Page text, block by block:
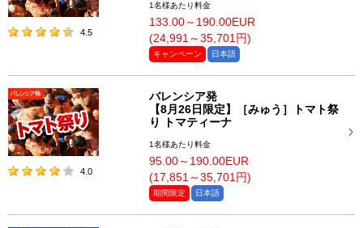
4.5
1名様あたり料金
133.00～190.00EUR
(24,991～35,701円)
キャンペーン 日本語
4.0
バレンシア発
【8月26日限定】［みゅう］トマト祭
り トマティーナ
1名様あたり料金
95.00～190.00EUR
(17,851～35,701円)
期間限定 日本語